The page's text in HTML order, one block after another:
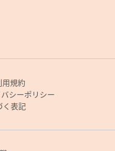
用規約
シーポリシー
く表記